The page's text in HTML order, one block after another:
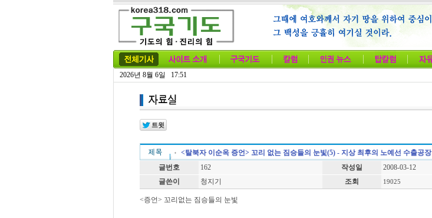
2026년 8월 6일 17:51
<탈북자 이순옥 증언> 꼬리 없는 짐승들의 눈빛(5) - 지상 최후의 노예선 수출공장
글번호
162 작성일
2008-03-12
글쓴이
청지기 조회 19025
<증언> 꼬리없는 짐승들의 눈빛